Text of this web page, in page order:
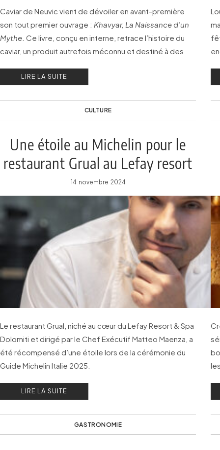
Caviar de Neuvic vient de dévoiler en avant-première
son tout premier ouvrage : Khavyar, La Naissance d’un
Mythe . Ce livre, conçu en interne, retrace l’histoire du
caviar, un produit autrefois méconnu et destiné à des
LIRE LA SUITE
CULTURE
Une étoile au Michelin pour le
restaurant Grual au Lefay resort
& Spa Dolomiti
14 novembre 2024
Le restaurant Grual, niché au cœur du Lefay Resort & Spa
Dolomiti et dirigé par le Chef Exécutif Matteo Maenza, a
été récompensé d’une étoile lors de la cérémonie du
Guide Michelin Italie 2025.
LIRE LA SUITE
GASTRONOMIE